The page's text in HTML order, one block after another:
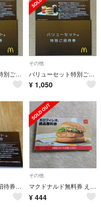
バリューセット特別ご招待券
その他
バリューセット特別ご招待券
¥ 1,050
バリューセット招待券 １枚 ⚅
その他
マクドナルド無料券 えびフィレオ
¥ 444